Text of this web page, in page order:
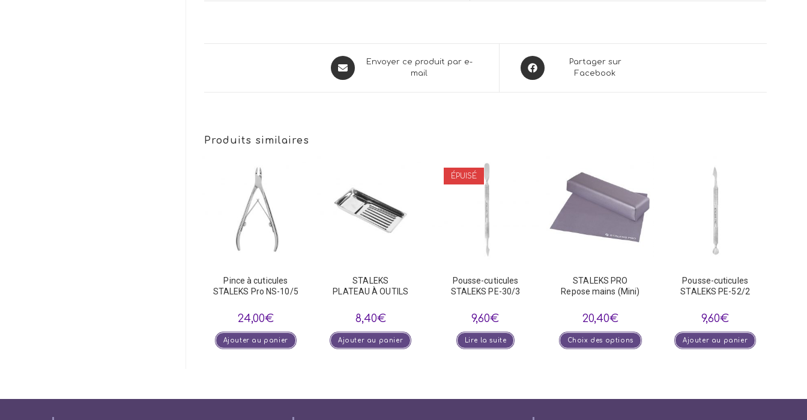
Opens
in
Envoyer ce produit par e-
mail
Opens
in
Partager sur
Facebook
Produits similaires
Pince à cuticules
STALEKS Pro NS-10/5
24,00€
Ajouter au panier
STALEKS
PLATEAU À OUTILS
8,40€
Ajouter au panier
ÉPUISÉ
Pousse-cuticules
STALEKS PE-30/3
9,60€
Lire la suite
STALEKS PRO
Repose mains (Mini)
20,40€
Choix des options
produit
être
Pousse-cuticules
STALEKS PE-52/2
9,60€
Ajouter au panier